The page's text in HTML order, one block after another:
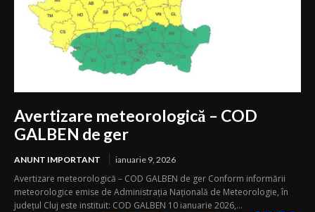
Avertizare meteorologică – COD
GALBEN de ger
ANUNT IMPORTANT ianuarie 9, 2026
Avertizare meteorologică – COD GALBEN de ger Conform informării
meteorologice emise de Administrația Națională de Meteorologie, în
județul Cluj este instituit: COD GALBEN 10 ianuarie 2026,...